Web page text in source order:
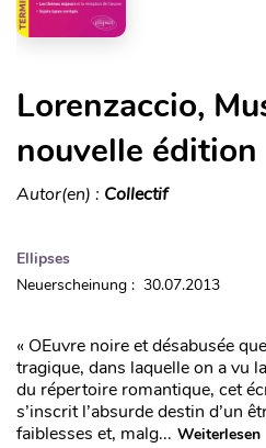
Lorenzaccio,
nouvelle édition
Autor(en) : Collectif
Ellipses
Neuerscheinung : 30.07.2013
« OEuvre noire et désabusée
tragique, dans laquelle on a vu
du répertoire romantique, cet
s’inscrit l’absurde destin d’un
faiblesses et, malg... Weiterlesen